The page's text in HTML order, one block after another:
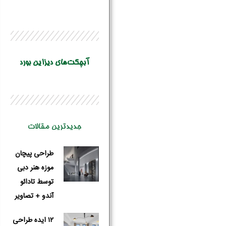
آبچکت‌های دیزاین بورد
جدیدترین مقالات
طراحی پیچان
موزه هنر دبی
توسط تادائو
آندو + تصاویر
۱۲ ایده طراحی